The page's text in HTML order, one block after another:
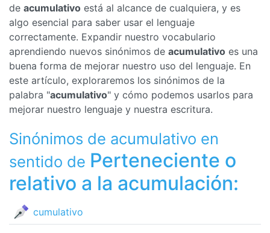
de acumulativo está al alcance de cualquiera, y es
algo esencial para saber usar el lenguaje
correctamente. Expandir nuestro vocabulario
aprendiendo nuevos sinónimos de acumulativo es una
buena forma de mejorar nuestro uso del lenguaje. En
este artículo, exploraremos los sinónimos de la
palabra "acumulativo" y cómo podemos usarlos para
mejorar nuestro lenguaje y nuestra escritura.
Sinónimos de acumulativo en
sentido de Perteneciente o
relativo a la acumulación:
cumulativo